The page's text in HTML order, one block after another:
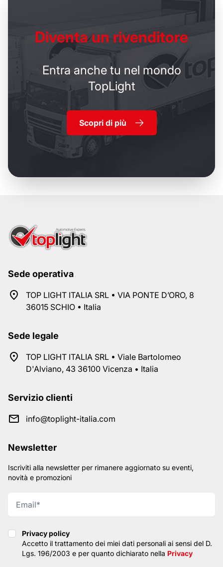
Diventa un rivenditore
Entra anche tu nel mondo
TopLight
Scopri di più
Sede operativa
TOP LIGHT ITALIA SRL • VIA PONTE D’ORO, 8
36015 SCHIO • Italia
Sede legale
TOP LIGHT ITALIA SRL • Viale Bartolomeo
D'Alviano, 43 36100 Vicenza • Italia
Servizio clienti
info@toplight-italia.com
Newsletter
Iscriviti alla newsletter per rimanere aggiornato su eventi,
novità e promozioni
Privacy policy
Privacy policy
Accetto il trattamento dei miei dati personali ai sensi del D.
Lgs. 196/2003 e per quanto dichiarato nella Privacy